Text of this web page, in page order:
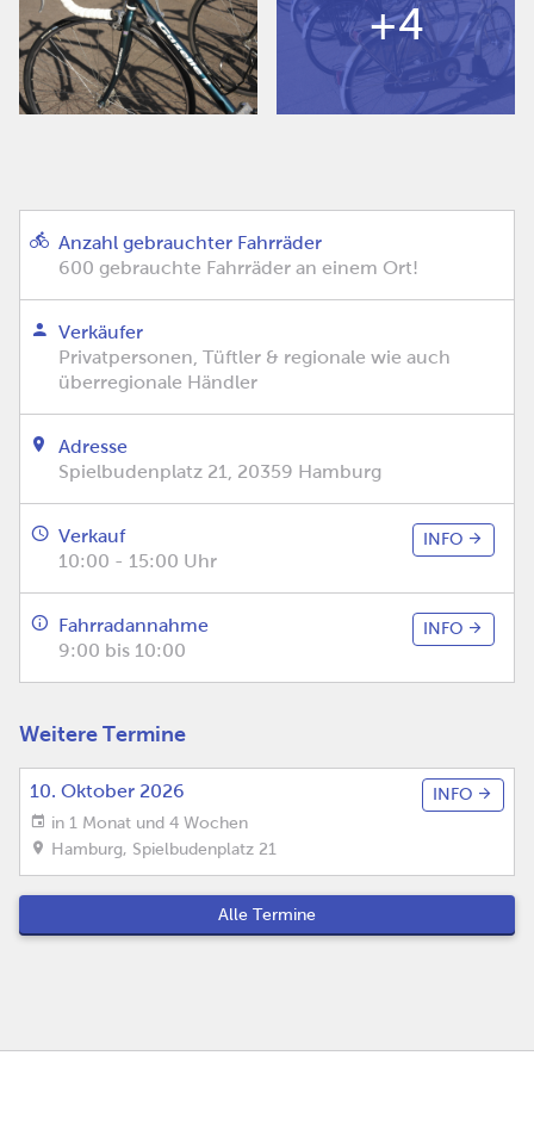
+4
Anzahl gebrauchter Fahrräder
600 gebrauchte Fahrräder an einem Ort!
Verkäufer
Privatpersonen, Tüftler & regionale wie auch
überregionale Händler
Adresse
Spielbudenplatz 21, 20359 Hamburg
Verkauf
10:00 - 15:00 Uhr
INFO
Fahrradannahme
9:00 bis 10:00
INFO
Weitere Termine
10. Oktober 2026
in 1 Monat und 4 Wochen
Hamburg, Spielbudenplatz 21
INFO
Alle Termine